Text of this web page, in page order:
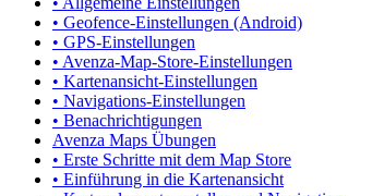
• Geofence-Einstellungen (Android)
• GPS-Einstellungen
• Avenza-Map-Store-Einstellungen
• Kartenansicht-Einstellungen
• Navigations-Einstellungen
• Benachrichtigungen
Avenza Maps Übungen
• Erste Schritte mit dem Map Store
• Einführung in die Kartenansicht